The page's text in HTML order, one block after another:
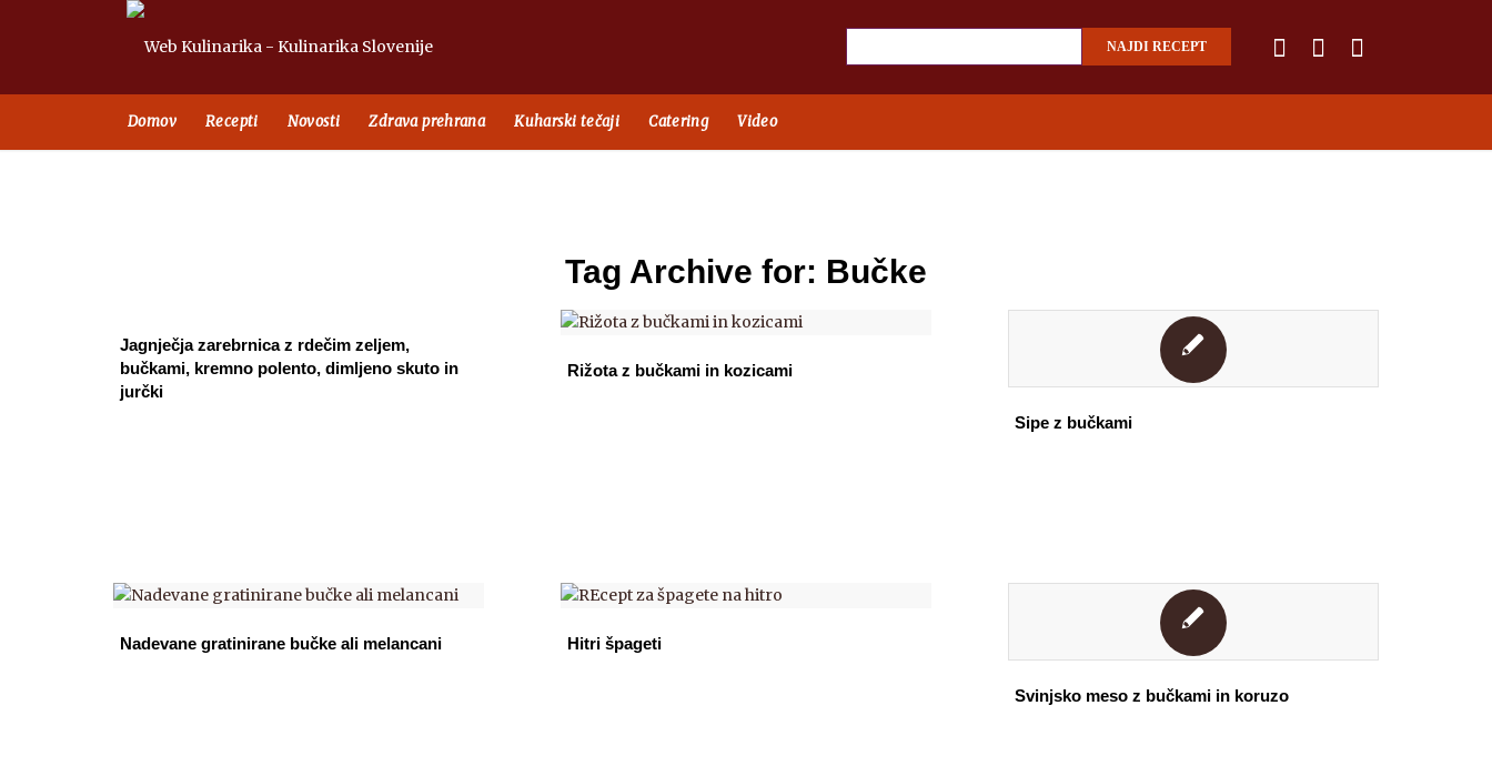
Domov Recepti Novosti Zdrava prehrana Kuharski tečaji Catering Video
Tag Archive for: Bučke
Jagnječja zarebrnica z rdečim zeljem,
bučkami, kremno polento, dimljeno skuto in
jurčki
Rižota z bučkami in kozicami
Sipe z bučkami
Nadevane gratinirane bučke ali melancani Hitri špageti
Svinjsko meso z bučkami in koruzo